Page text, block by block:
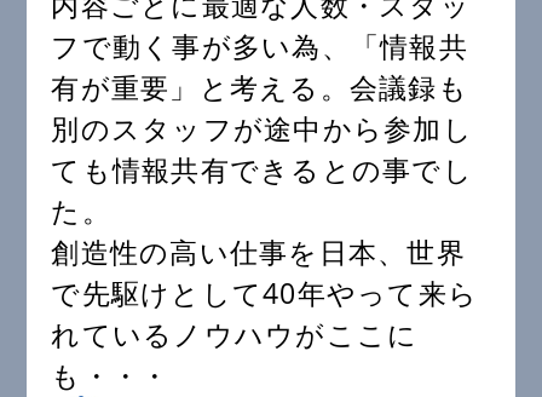
フで動く事が多い為、「情報共
有が重要」と考える。会議録も
別のスタッフが途中から参加し
ても情報共有できるとの事でし
た。
創造性の高い仕事を日本、世界
で先駆けとして40年やって来ら
れているノウハウがここに
も・・・